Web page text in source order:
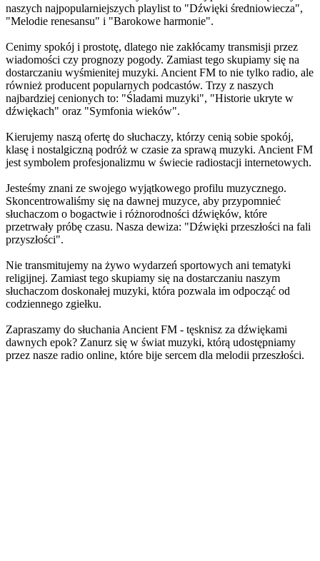
naszych najpopularniejszych playlist to "Dźwięki średniowiecza",
"Melodie renesansu" i "Barokowe harmonie".
Cenimy spokój i prostotę, dlatego nie zakłócamy transmisji przez
wiadomości czy prognozy pogody. Zamiast tego skupiamy się na
dostarczaniu wyśmienitej muzyki. Ancient FM to nie tylko radio, ale
również producent popularnych podcastów. Trzy z naszych
najbardziej cenionych to: "Śladami muzyki", "Historie ukryte w
dźwiękach" oraz "Symfonia wieków".
Kierujemy naszą ofertę do słuchaczy, którzy cenią sobie spokój,
klasę i nostalgiczną podróż w czasie za sprawą muzyki. Ancient FM
jest symbolem profesjonalizmu w świecie radiostacji internetowych.
Jesteśmy znani ze swojego wyjątkowego profilu muzycznego.
Skoncentrowaliśmy się na dawnej muzyce, aby przypomnieć
słuchaczom o bogactwie i różnorodności dźwięków, które
przetrwały próbę czasu. Nasza dewiza: "Dźwięki przeszłości na fali
przyszłości".
Nie transmitujemy na żywo wydarzeń sportowych ani tematyki
religijnej. Zamiast tego skupiamy się na dostarczaniu naszym
słuchaczom doskonałej muzyki, która pozwala im odpocząć od
codziennego zgiełku.
Zapraszamy do słuchania Ancient FM - tęsknisz za dźwiękami
dawnych epok? Zanurz się w świat muzyki, którą udostępniamy
przez nasze radio online, które bije sercem dla melodii przeszłości.